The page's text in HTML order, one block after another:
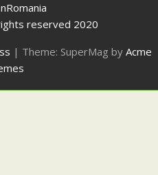
reserved 2020
| Theme: SuperMag by Acme